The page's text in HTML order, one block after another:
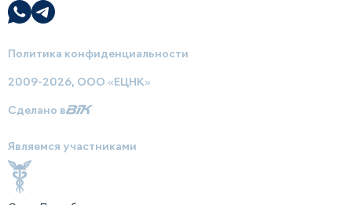
Политика конфиденциальности
2009-2026, ООО «ЕЦНК»
Сделано в
Являемся участниками